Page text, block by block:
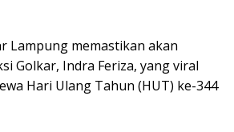
Lampung memastikan akan
Golkar, Indra Feriza, yang viral
Hari Ulang Tahun (HUT) ke-344